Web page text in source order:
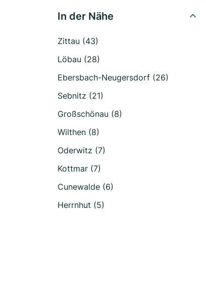
In der Nähe
Zittau (43)
Löbau (28)
Ebersbach-Neugersdorf (26)
Sebnitz (21)
Großschönau (8)
Wilthen (8)
Oderwitz (7)
Kottmar (7)
Cunewalde (6)
Herrnhut (5)